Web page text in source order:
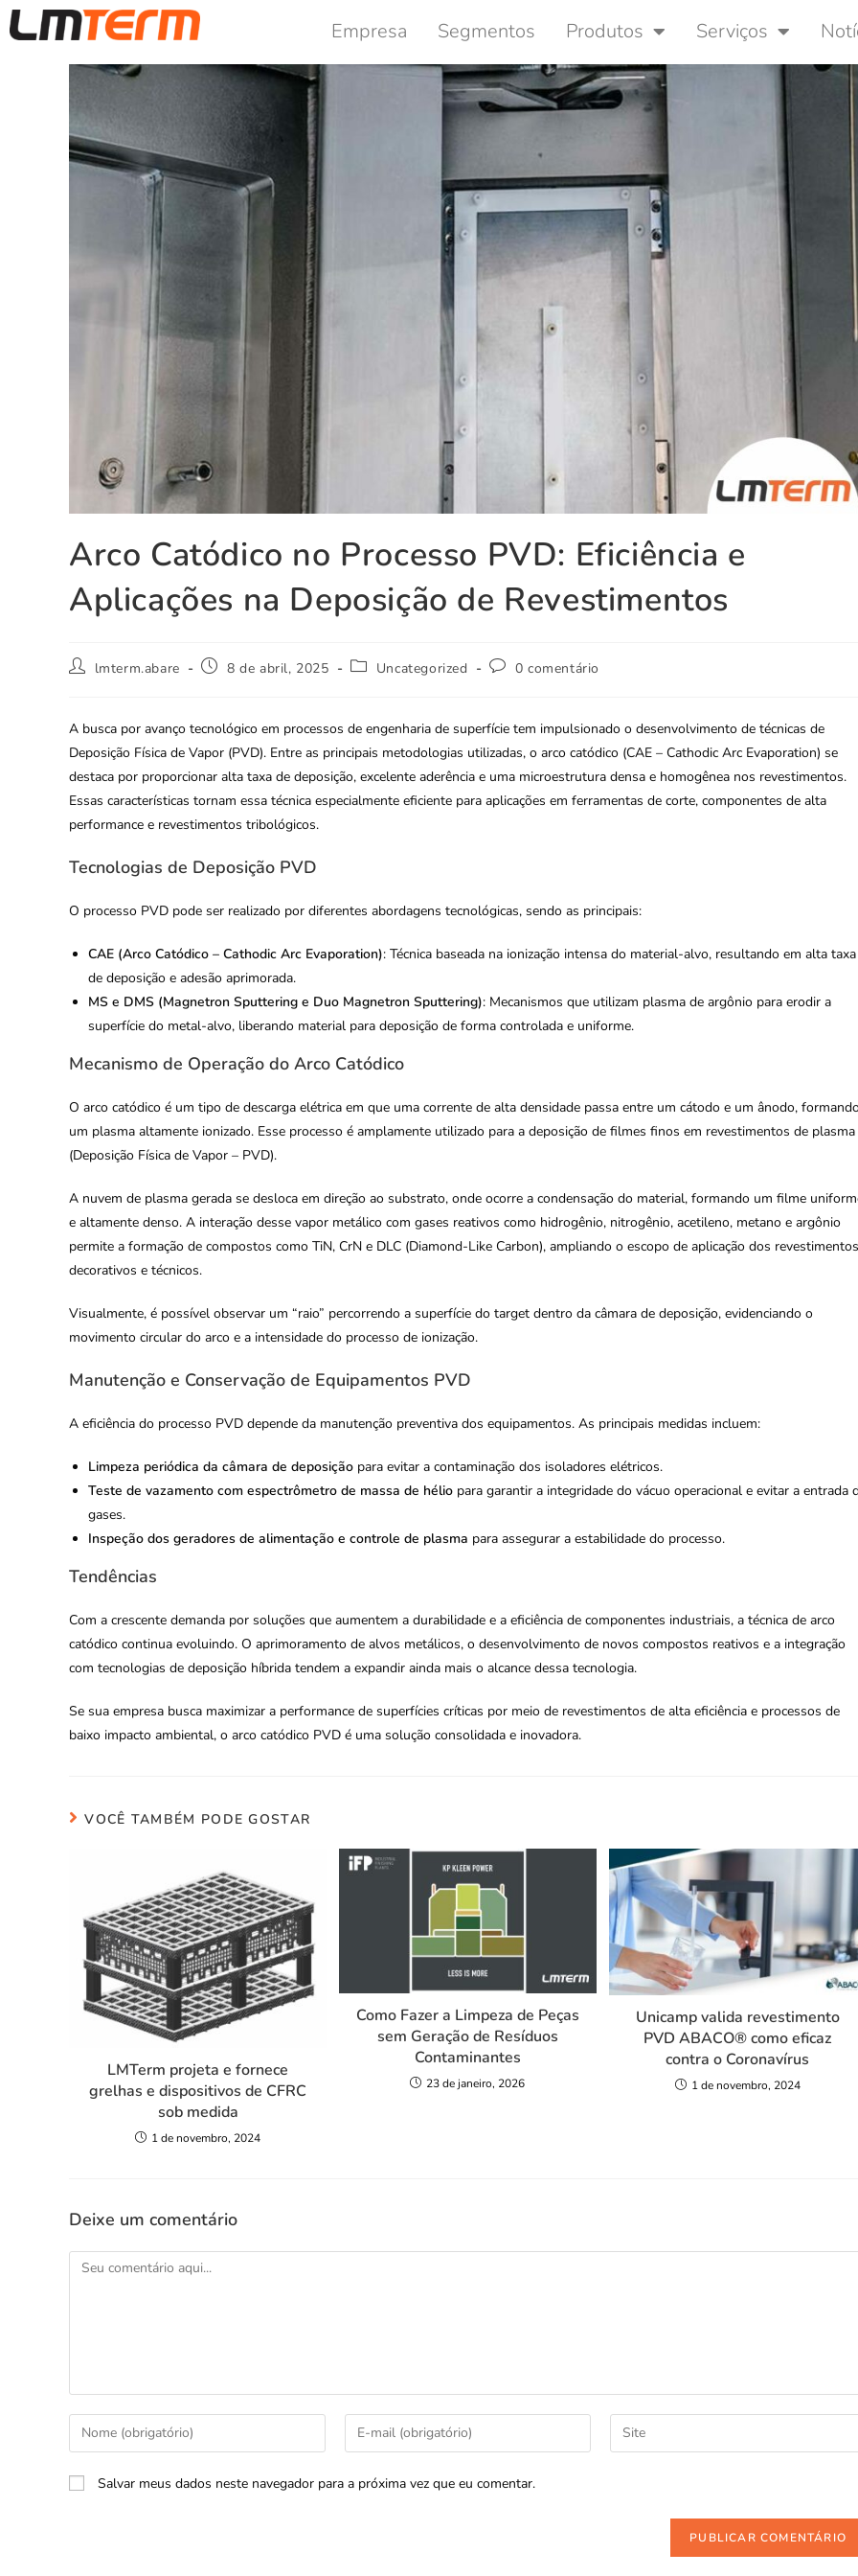
Empresa Segmentos Produtos Serviços
Arco Catódico no Processo PVD: Eficiência e
Aplicações na Deposição de Revestimentos
lmterm.abare 8 de abril, 2025 Uncategorized 0 comentário
A busca por avanço tecnológico em processos de engenharia de superfície tem impulsionado o desenvolvimento de técnicas de
Deposição Física de Vapor (PVD). Entre as principais metodologias utilizadas, o arco catódico (CAE – Cathodic Arc Evaporation) se
destaca por proporcionar alta taxa de deposição, excelente aderência e uma microestrutura densa e homogênea nos revestimentos.
Essas características tornam essa técnica especialmente eficiente para aplicações em ferramentas de corte, componentes de alta
performance e revestimentos tribológicos.
Tecnologias de Deposição PVD
O processo PVD pode ser realizado por diferentes abordagens tecnológicas, sendo as principais:
CAE (Arco Catódico – Cathodic Arc Evaporation): Técnica baseada na ionização intensa do material-alvo, resultando em alta taxa
de deposição e adesão aprimorada.
MS e DMS (Magnetron Sputtering e Duo Magnetron Sputtering): Mecanismos que utilizam plasma de argônio para erodir a
superfície do metal-alvo, liberando material para deposição de forma controlada e uniforme.
Mecanismo de Operação do Arco Catódico
O arco catódico é um tipo de descarga elétrica em que uma corrente de alta densidade passa entre um cátodo e um ânodo,
um plasma altamente ionizado. Esse processo é amplamente utilizado para a deposição de filmes finos em revestimentos de plasma
(Deposição Física de Vapor – PVD).
A nuvem de plasma gerada se desloca em direção ao substrato, onde ocorre a condensação do material, formando um filme
e altamente denso. A interação desse vapor metálico com gases reativos como hidrogênio, nitrogênio, acetileno, metano e argônio
permite a formação de compostos como TiN, CrN e DLC (Diamond-Like Carbon), ampliando o escopo de aplicação dos revestimentos
decorativos e técnicos.
Visualmente, é possível observar um “raio” percorrendo a superfície do target dentro da câmara de deposição, evidenciando o
movimento circular do arco e a intensidade do processo de ionização.
Manutenção e Conservação de Equipamentos PVD
A eficiência do processo PVD depende da manutenção preventiva dos equipamentos. As principais medidas incluem:
Limpeza periódica da câmara de deposição para evitar a contaminação dos isoladores elétricos.
Teste de vazamento com espectrômetro de massa de hélio para garantir a integridade do vácuo operacional e evitar a entrada
gases.
Inspeção dos geradores de alimentação e controle de plasma para assegurar a estabilidade do processo.
Tendências
Com a crescente demanda por soluções que aumentem a durabilidade e a eficiência de componentes industriais, a técnica de arco
catódico continua evoluindo. O aprimoramento de alvos metálicos, o desenvolvimento de novos compostos reativos e a integração
com tecnologias de deposição híbrida tendem a expandir ainda mais o alcance dessa tecnologia.
Se sua empresa busca maximizar a performance de superfícies críticas por meio de revestimentos de alta eficiência e processos de
baixo impacto ambiental, o arco catódico PVD é uma solução consolidada e inovadora.
VOCÊ TAMBÉM PODE GOSTAR
LMTerm projeta e fornece
grelhas e dispositivos de CFRC
sob medida
1 de novembro, 2024
Como Fazer a Limpeza de Peças
sem Geração de Resíduos
Contaminantes
23 de janeiro, 2026
Unicamp valida revestimento
PVD ABACO®️ como eficaz
contra o Coronavírus
1 de novembro, 2024
Deixe um comentário
Salvar meus dados neste navegador para a próxima vez que eu comentar.